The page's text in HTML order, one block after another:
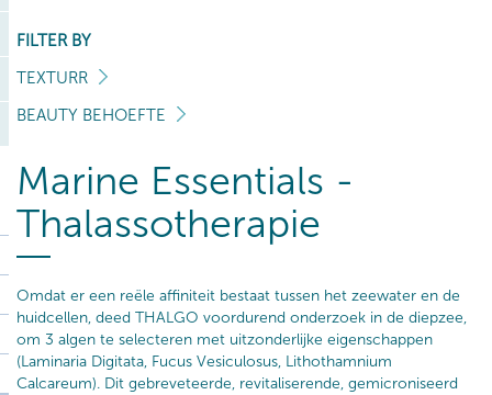
FILTER BY
TEXTURR
BEAUTY BEHOEFTE
Marine Essentials -
Thalassotherapie
Omdat er een reële affiniteit bestaat tussen het zeewater en de
huidcellen, deed THALGO voordurend onderzoek in de diepzee,
om 3 algen te selecteren met uitzonderlijke eigenschappen
(Laminaria Digitata, Fucus Vesiculosus, Lithothamnium
Calcareum). Dit gebreveteerde, revitaliserende, gemicroniseerd